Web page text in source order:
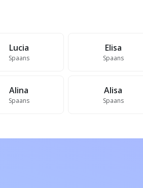
Lucia
Spaans
Elisa
Spaans
Alina
Spaans
Alisa
Spaans